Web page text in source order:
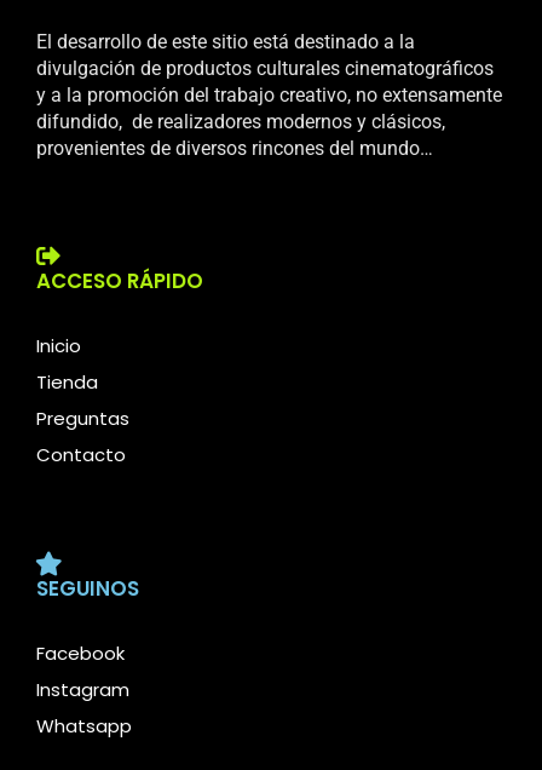
El desarrollo de este sitio está destinado a la
divulgación de productos culturales cinematográficos
y a la promoción del trabajo creativo, no extensamente
difundido, de realizadores modernos y clásicos,
provenientes de diversos rincones del mundo…
ACCESO RÁPIDO
Inicio
Tienda
Preguntas
Contacto
SEGUINOS
Facebook
Instagram
Whatsapp